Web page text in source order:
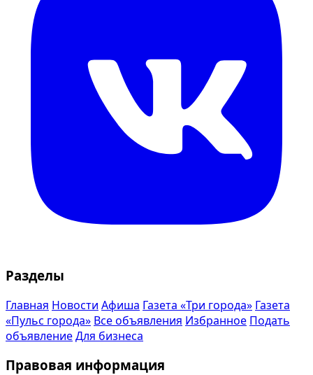
Разделы
Главная Новости Афиша Газета «Три города» Газета
«Пульс города» Все объявления Избранное Подать
объявлениеДля бизнеса
Правовая информация